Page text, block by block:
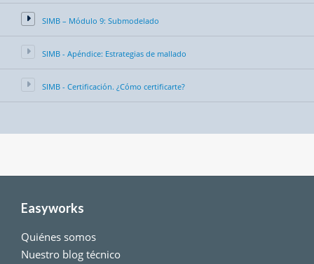
SIMB – Módulo 9: Submodelado
SIMB - Apéndice: Estrategias de mallado
SIMB - Certificación. ¿Cómo certificarte?
Easyworks
Quiénes somos
Nuestro blog técnico